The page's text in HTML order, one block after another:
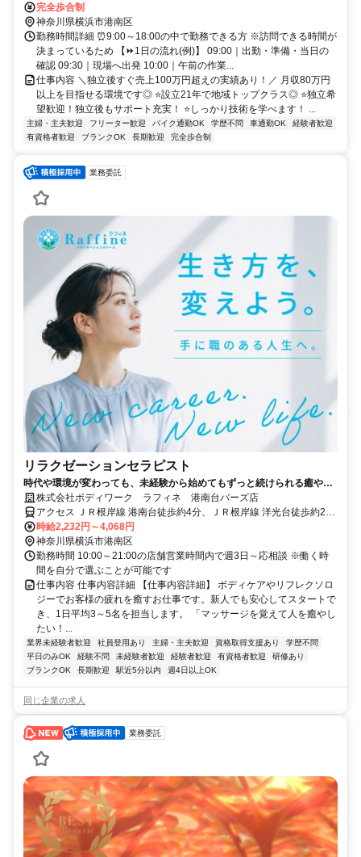
勤OK
完全歩合制
神奈川県横浜市港南区
勤務時間詳細 ⏰9:00～18:00の中で勤務できる方 ※訪問できる時間が
決まっているため 【⏩1日の流れ(例)】 09:00｜出勤・準備・当日の
確認 09:30｜現場へ出発 10:00｜午前の作業...
仕事内容 ＼独立後すぐ売上100万円超えの実績あり！／ 月収80万円
以上を目指せる環境です◎ ⭐設立21年で地域トップクラス◎ ⭐独立希
望歓迎！独立後もサポート充実！ ⭐しっかり技術を学べます！ ...
主婦・主夫歓迎 フリーター歓迎 バイク通勤OK 学歴不問 車通勤OK
経験者歓迎
有資格者歓迎
ブランクOK 長期歓迎 完全歩合制
業務委託
リラクゼーションセラピスト
時代や環境が変わっても、未経験から始めてもずっと続けられる癒やし
の仕事。手に職を身につけて、生き方を変えよう。
株式会社ボディワーク ラフィネ 港南台バーズ店
アクセス ＪＲ根岸線 港南台徒歩約4分、ＪＲ根岸線 洋光台徒歩約27
分、ＪＲ根岸線 本郷台徒歩約41分 最寄駅：港南台駅
時給2,232円～4,068円
神奈川県横浜市港南区
勤務時間 10:00～21:00の店舗営業時間内で週3日～応相談 ※働く時
間を自分で選ぶことが可能です
仕事内容 仕事内容詳細 【仕事内容詳細】 ボディケアやリフレクソロ
ジーでお客様の疲れを癒すお仕事です。新人でも安心してスタートで
き、1日平均3～5名を担当します。 「マッサージを覚えて人を癒やし
たい！...
業界未経験者歓迎 社員登用あり 主婦・主夫歓迎 資格取得支援あり
学歴不問
平日のみOK
経験不問 未経験者歓迎 経験者歓迎 有資格者歓迎
研修あり
ブランクOK
長期歓迎 駅近5分以内 週4日以上OK
同じ企業の求人
業務委託